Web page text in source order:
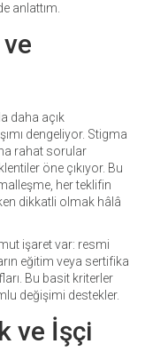
anlattım.
daha açık
dengeliyor. Stigma
rahat sorular
öne çıkıyor. Bu
her teklifin
dikkatli olmak hâlâ
işaret var: resmi
eğitim veya sertifika
Bu basit kriterler
değişimi destekler.
ve İşçi